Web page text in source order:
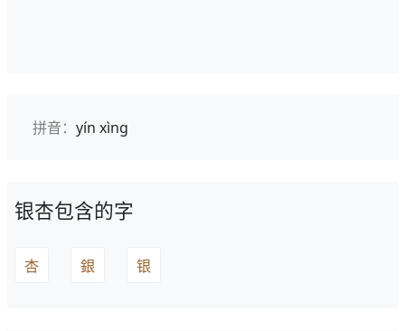
拼音： yín xìng
银杏包含的字
杏 銀 银